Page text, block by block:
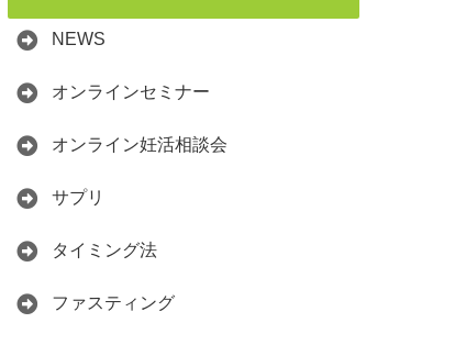
NEWS
オンラインセミナー
オンライン妊活相談会
サプリ
タイミング法
ファスティング